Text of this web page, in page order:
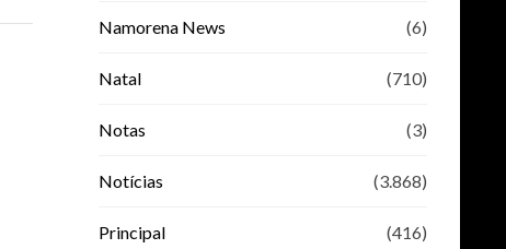
Namorena News (6)
Natal (710)
Notas (3)
Notícias (3.868)
Principal (416)